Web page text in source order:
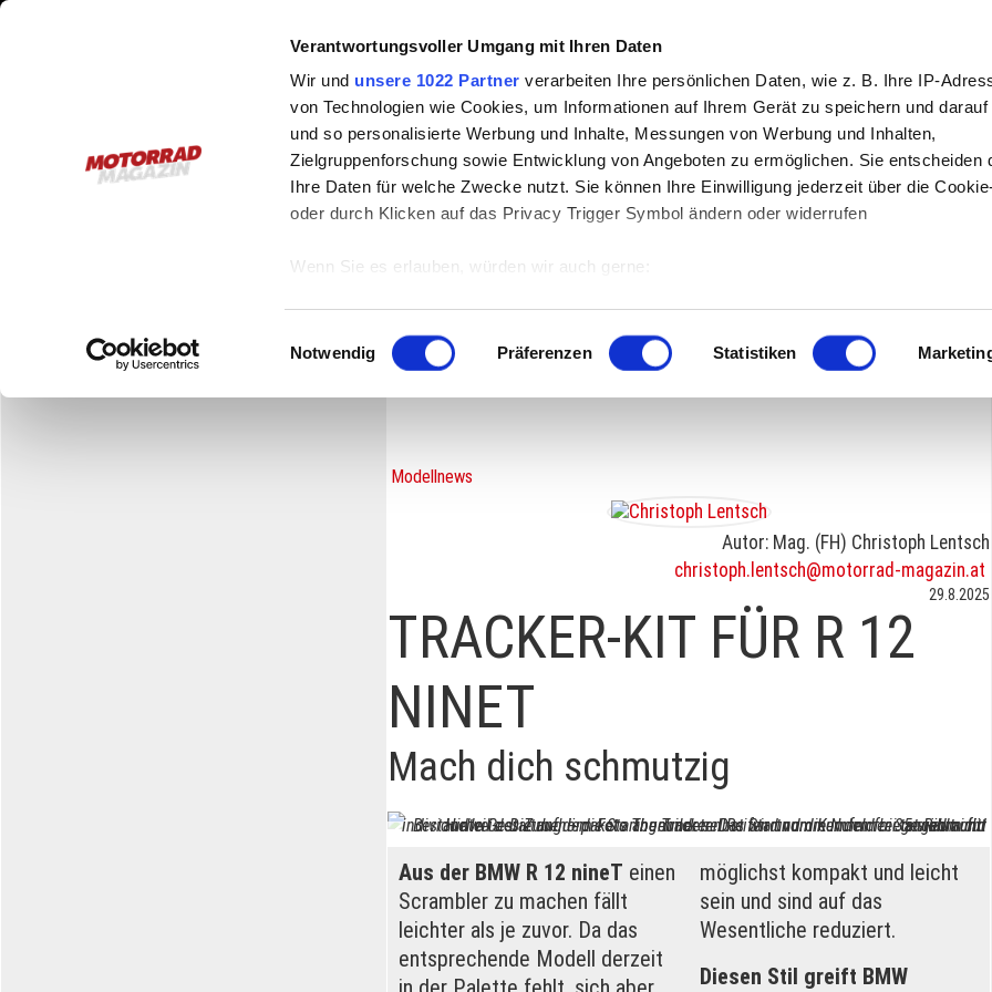
Verantwortungsvoller Umgang mit Ihren Daten
Wir und unsere 1022 Partner verarbeiten Ihre persönlichen Daten, wie z. B. Ihre IP-
von Technologien wie Cookies, um Informationen auf Ihrem Gerät zu speichern und
und so personalisierte Werbung und Inhalte, Messungen von Werbung und Inhalten,
Zielgruppenforschung sowie Entwicklung von Angeboten zu ermöglichen. Sie entscheiden
Ihre Daten für welche Zwecke nutzt. Sie können Ihre Einwilligung jederzeit über die
oder durch Klicken auf das Privacy Trigger Symbol ändern oder widerrufen
Wenn Sie es erlauben, würden wir auch gerne:
Ihr Gerät durch aktives Scannen nach bestimmten Merkmalen (Fingerprinting)
anbieten zu können und die Zugriffe auf unsere Website zu analysieren. Außerdem geben
Informationen zu Ihrer Verwendung unserer Website an unsere Partner für soziale Medien,
und Analysen weiter. Unsere Partner führen diese Informationen möglicherweise mit
zusammen, die Sie ihnen bereitgestellt haben oder die sie im Rahmen Ihrer Nutzung der
Einwilligungsauswahl
Notwendig Präferenzen Statistiken
Downloads Events Team Abo Shop
Modellnews
Autor: Mag. (FH) Christoph Lentsch
christoph.lentsch@motorrad-magazin.at
29.8.2025
TRACKER-KIT FÜR R 12
NINET
Mach dich schmutzig
Hinweis: Die auf dem Foto abgebildeten Reifen und die Nummer 35 sind nicht Bestandteil des Zubehörpakets The Tracker. Das Startnummernfeld bietet Raum für individuelle Gestaltung – die Startnummer selbst wird vom Kunden frei gewählt und angebracht.
Aus der BMW R 12 nineT einen
Scrambler zu machen fällt
leichter als je zuvor. Da das
entsprechende Modell derzeit
möglichst kompakt und leicht
sein und sind auf das
Wesentliche reduziert.
Diesen Stil greift BMW